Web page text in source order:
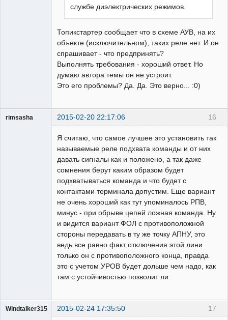
службе диэлектрических режимов.
Топикстартер сообщает что в схеме АУВ, на их
объекте (исключительном), таких реле нет. И он
спрашивает - что предпринять?
Выполнять требования - хороший ответ. Но
думаю автора темы он не устроит.
Это его проблемы? Да. Да. Это верно... :0)
16
rimsasha 2015-02-20 22:17:06
Я считаю, что самое лучшее это установить так
называемые реле подхвата команды и от них
давать сигналы как и положено, а так даже
сомнения берут каким образом будет
подхватываться команда и что будет с
контактами терминала допустим. Еще вариант
не очень хороший как тут упоминалось РПВ,
минус - при обрыве цепей ложная команда. Ну
и видится вариант ФОЛ с противоположной
стороны передавать в ту же точку АПНУ, это
ведь все равно факт отключения этой лини
только он с противоположного конца, правда
это с учетом УРОВ будет дольше чем надо, как
там с устойчивостью позволит ли.
17
Windtalker315 2015-02-24 17:35:50